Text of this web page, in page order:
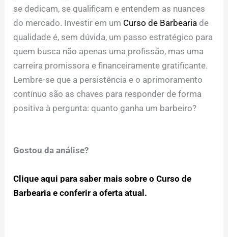
se dedicam, se qualificam e entendem as nuances
do mercado. Investir em um Curso de Barbearia de
qualidade é, sem dúvida, um passo estratégico para
quem busca não apenas uma profissão, mas uma
carreira promissora e financeiramente gratificante.
Lembre-se que a persistência e o aprimoramento
contínuo são as chaves para responder de forma
positiva à pergunta: quanto ganha um barbeiro?
Gostou da análise?
Clique aqui para saber mais sobre o Curso de
Barbearia e conferir a oferta atual.